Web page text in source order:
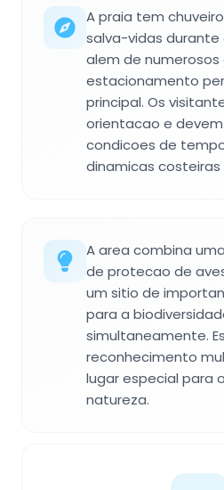
A praia tem
salva-vidas durante
alem de
estacionamento
principal. Os
orientacao e
condicoes de
dinamicas
A area combina
de protecao de
um sitio de
para a
simultaneamente.
reconhecimento
lugar especial para
natureza.